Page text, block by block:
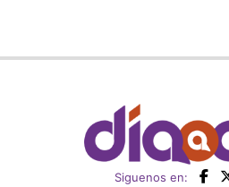
Siguenos en: